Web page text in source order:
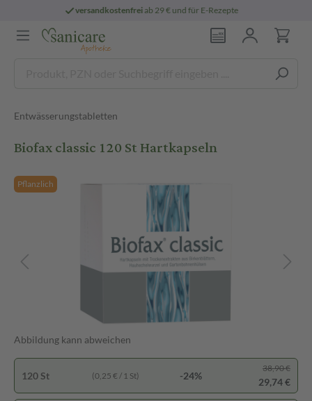
ab 29 € und für E-Rezepte
Entwässerungstabletten
Biofax classic 120 St Hartkapseln
Pflanzlich
Abbildung kann abweichen
120 St (0,25 € / 1 St) -24%
38,90 €
29,74 €